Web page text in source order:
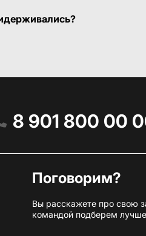
8 901 800 00
Поговорим?
Вы расскажете про свою
командой подберем